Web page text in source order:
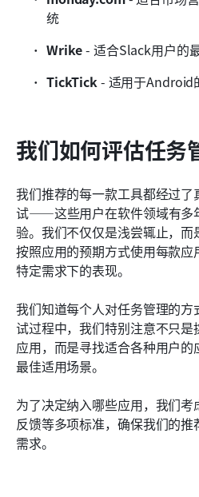
统
Wrike - 适合Slack用户的
TickTick - 适用于Android
我们如何评估任务
我们推荐的每一款工具都经过
试——这些用户在软件领域有多
验。我们不仅仅是浅尝辄止，
按照应用的预期方式使用每款
特定需求下的表现。
我们知道每个人对任务管理的
试过程中，我们特别注意不只
应用，而是寻找适合各种用户
最佳适用场景。
为了决定纳入哪些应用，我们
反馈等多项标准，确保我们的
需求。